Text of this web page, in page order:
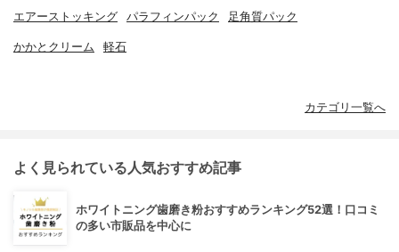
エアーストッキング パラフィンパック 足角質パック
かかとクリーム 軽石
カテゴリ一覧へ
よく見られている人気おすすめ記事
ホワイトニング歯磨き粉おすすめランキング52選！口コミ
の多い市販品を中心に